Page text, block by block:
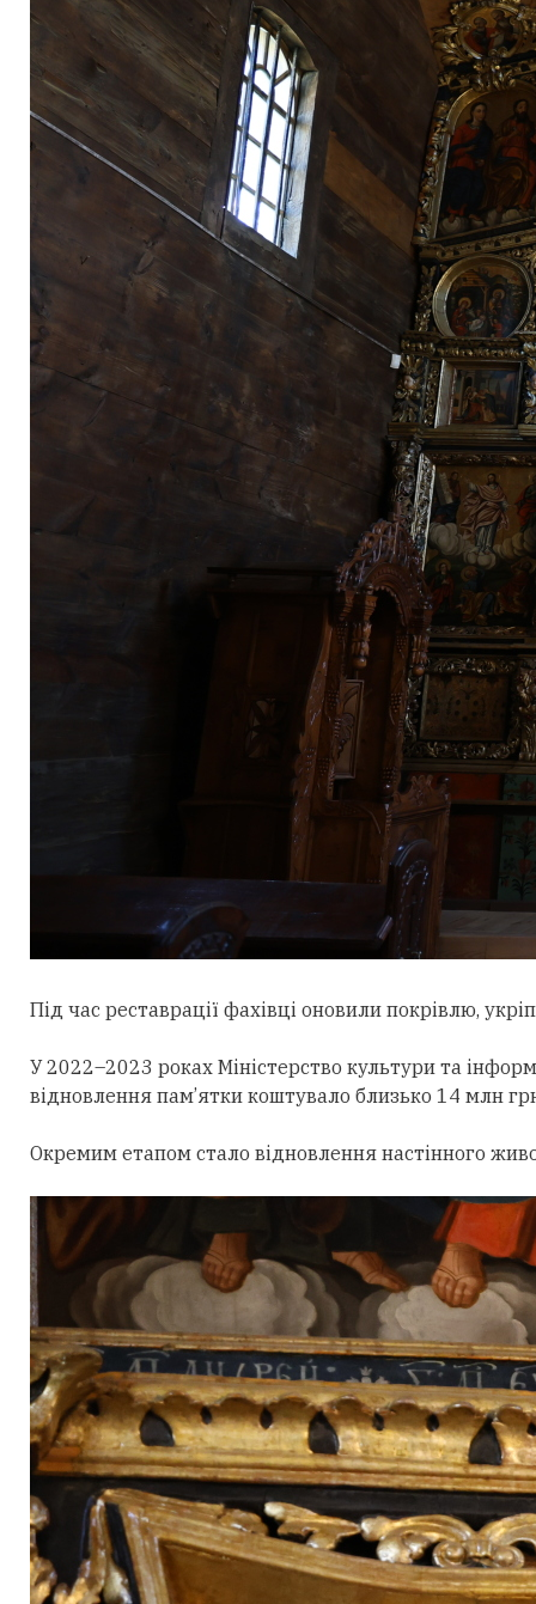
Під час реставрації фахівці оновили покрівлю,
У 2022–2023 роках Міністерство культури та
відновлення пам’ятки коштувало близько 14 млн
Окремим етапом стало відновлення настінного